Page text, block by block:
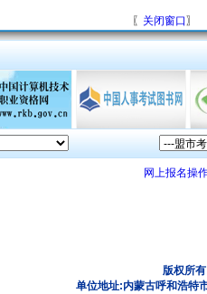
〖 关闭窗口 〗
网上报名操
版权所
单位地址:内蒙古呼和浩特